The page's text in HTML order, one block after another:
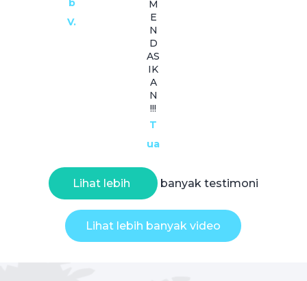
b
V.
M
E
N
D
AS
IK
A
N
!!!
T
ua
Lihat lebih banyak testimoni
Lihat lebih banyak video